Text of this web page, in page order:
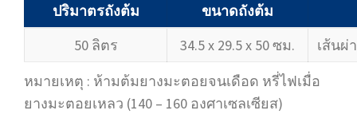
ปริมาตรถังต้ม
ขนาดถังต้ม
50 ลิตร
34.5 x 29.5 x 50 ซม.
เส้นผ่
หมายเหตุ : ห้ามต้มยางมะตอยจนเดือด หรี่ไฟเมื่อ
ยางมะตอยเหลว (140 – 160 องศาเซลเซียส)